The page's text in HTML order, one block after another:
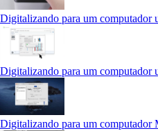
Digitalizando para um
Digitalizando para um computador
Digitalizando para um computador